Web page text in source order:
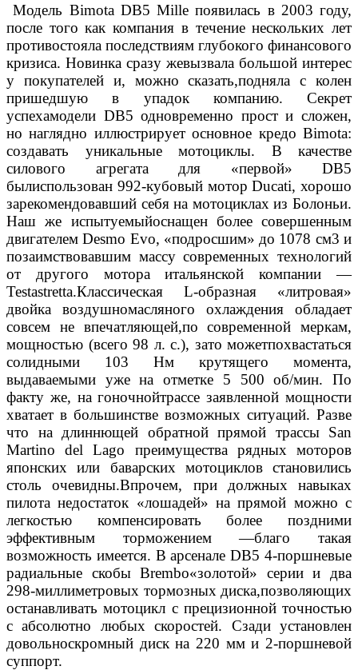
Модель Bimota DB5 Mille появилась в 2003 году,
после того как компания в течение нескольких лет
противостояла последствиям глубокого финансового
кризиса. Новинка сразу жевызвала большой интерес
у покупателей и, можно сказать,подняла с колен
пришедшую в упадок компанию. Секрет
успехамодели DB5 одновременно прост и сложен,
но наглядно иллюстрирует основное кредо Bimota:
создавать уникальные мотоциклы. В качестве
силового агрегата для «первой» DB5
былиспользован 992-кубовый мотор Ducati, хорошо
зарекомендовавший себя на мотоциклах из Болоньи.
Наш же испытуемыйоснащен более совершенным
двигателем Desmo Evo, «подросшим» до 1078 см3 и
позаимствовавшим массу современных технологий
от другого мотора итальянской компании —
Testastretta.Классическая L-образная «литровая»
двойка воздушномасляного охлаждения обладает
совсем не впечатляющей,по современной меркам,
мощностью (всего 98 л. с.), зато можетпохвастаться
солидными 103 Нм крутящего момента,
выдаваемыми уже на отметке 5 500 об/мин. По
факту же, на гоночнойтрассе заявленной мощности
хватает в большинстве возможных ситуаций. Разве
что на длиннющей обратной прямой трассы San
Martino del Lago преимущества рядных моторов
японских или баварских мотоциклов становились
столь очевидны.Впрочем, при должных навыках
пилота недостаток «лошадей» на прямой можно с
легкостью компенсировать более поздними
эффективным торможением —благо такая
возможность имеется. В арсенале DB5 4-поршневые
радиальные скобы Brembo«золотой» серии и два
298-миллиметровых тормозных диска,позволяющих
останавливать мотоцикл с прецизионной точностью
с абсолютно любых скоростей. Сзади установлен
довольноскромный диск на 220 мм и 2-поршневой
суппорт.